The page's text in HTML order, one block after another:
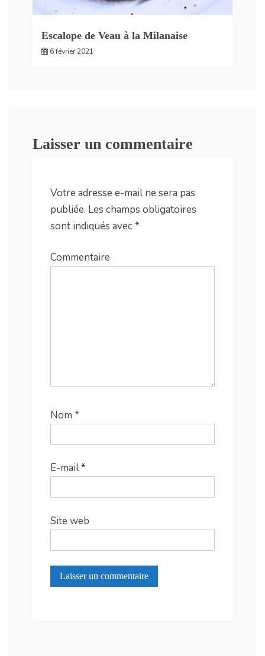
Escalope de Veau à la Milanaise
6 février 2021
Laisser un commentaire
Votre adresse e-mail ne sera pas
publiée. Les champs obligatoires
sont indiqués avec*
Commentaire
Nom *
E-mail*
Site web